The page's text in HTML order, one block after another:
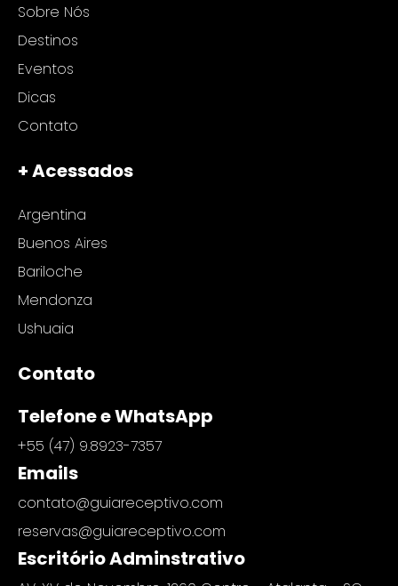
Sobre Nós
Destinos
Eventos
Dicas
Contato
+ Acessados
Argentina
Buenos Aires
Bariloche
Mendonza
Ushuaia
Contato
Telefone e WhatsApp
+55 (47) 9.8923-7357
Emails
contato@guiareceptivo.com
reservas@guiareceptivo.com
Escritório Adminstrativo